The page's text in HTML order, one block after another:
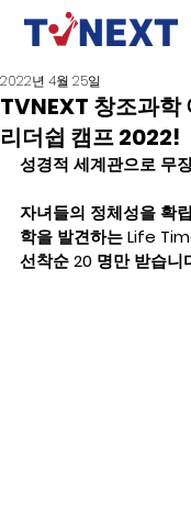
TVNEXT 창조과학
리더쉽 캠프 2022!
2022년 4월 25일
성경적 세계관으로 무
자녀들의 정체성을 확
학을 발견하는 Life
선착순 20 명만 받습